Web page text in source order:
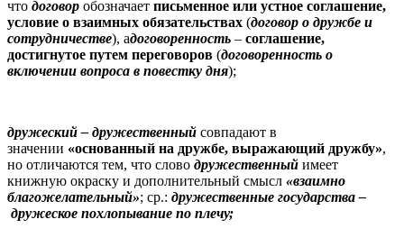
что договор обозначает письменное или устное соглашение,
условие о взаимных обязательствах (договор о дружбе и
сотрудничестве), адоговоренность – соглашение,
достигнутое путем переговоров (договоренность о
включении вопроса в повестку дня);
дружеский– дружественный совпадают в
значении «основанный на дружбе, выражающий дружбу»,
но отличаются тем, что слово дружественный имеет
книжную окраску и дополнительный смысл «взаимно
благожелательный»; ср.: дружественные государства–
дружеское похлопывание по плечу;